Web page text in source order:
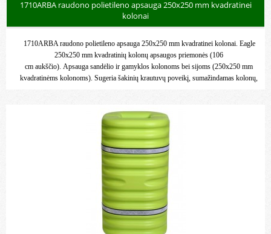
1710ARBA raudono polietileno apsauga 250x250 mm kvadratinei
kolonai
1710ARBA raudono polietileno apsauga 250x250 mm kvadratinei kolonai. Eagle
250x250 mm kvadratinių kolonų apsaugos priemonės (106
cm aukščio). Apsauga sandėlio ir gamyklos kolonoms bei sijoms (250x250 mm
kvadratinėms kolonoms). Sugeria šakinių krautuvų poveikį, sumažindamas kolonų,